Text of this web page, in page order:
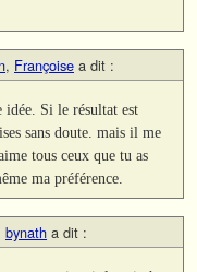
, Françoise a dit :
Si le résultat est
sans doute. mais il me
tous ceux que tu as
ma préférence.
bynath a dit :